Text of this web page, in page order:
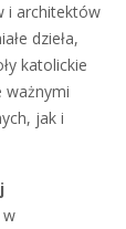
i architektów
dzieła,
katolickie
ważnymi
jak i
w